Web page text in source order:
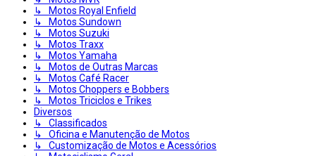
↳ Motos Royal Enfield
↳ Motos Sundown
↳ Motos Suzuki
↳ Motos Traxx
↳ Motos Yamaha
↳ Motos de Outras Marcas
↳ Motos Café Racer
↳ Motos Choppers e Bobbers
↳ Motos Triciclos e Trikes
Diversos
↳ Classificados
↳ Oficina e Manutenção de Motos
↳ Customização de Motos e Acessórios